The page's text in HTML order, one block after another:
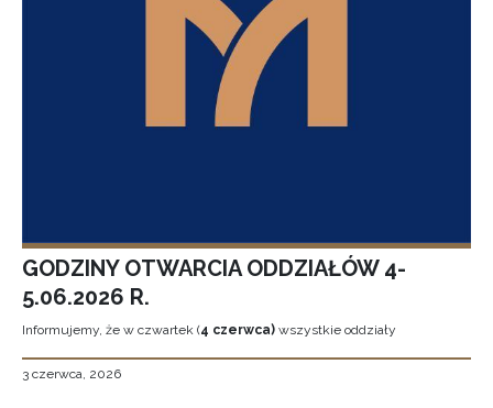
GODZINY OTWARCIA ODDZIAŁÓW 4-
5.06.2026 R.
Informujemy, że w czwartek (4 czerwca) wszystkie oddziały
3 czerwca, 2026